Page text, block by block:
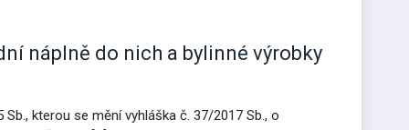
náplně do nich a bylinné výrobky
kterou se mění vyhláška č. 37/2017 Sb., o